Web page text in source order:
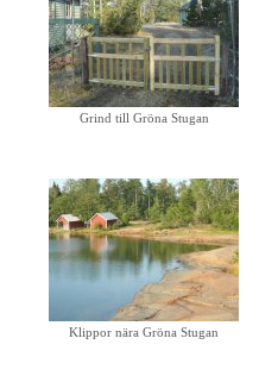
Grind till Gröna Stugan
Klippor nära Gröna Stugan